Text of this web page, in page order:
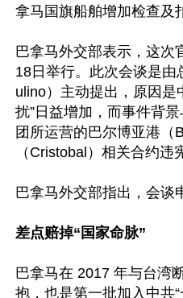
拿马国旗船舶增加检查及
巴拿马外交部表示，这次
18日举行。此次会谈是由
ulino）主动提出，原因是
扰”日益增加，而事件背
团所运营的巴尔博亚港（
（Cristobal）相关合约违
巴拿马外交部指出，会谈
差点赔掉“国家命脉”
巴拿马在 2017 年与台湾
抱，也是第一批加入中共